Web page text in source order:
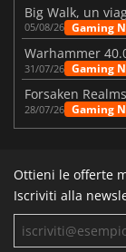
Big Walk, un
05/08/26 Gaming
31/07/26 Gaming
28/07/26 Gaming
Ottieni le offerte
Iscriviti alla